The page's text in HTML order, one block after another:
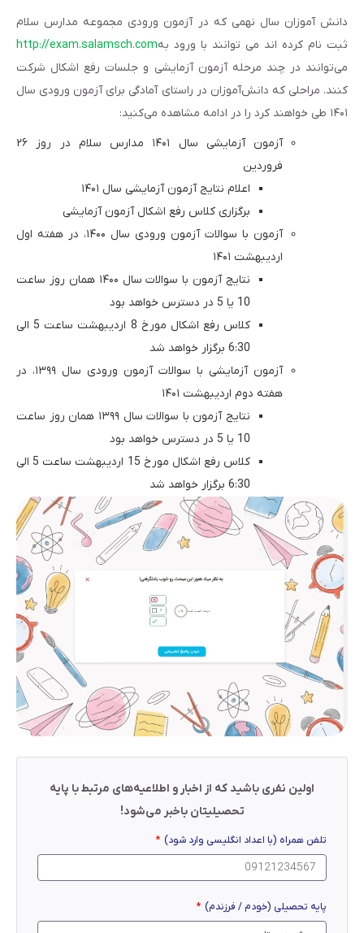
دانش آموزان سال نهمی که در آزمون ورودی مجموعه مدارس سلام
ثبت نام کرده اند می توانند با ورود بهhttp://exam.salamsch.com
می‌توانند در چند مرحله آزمون آزمایشی و جلسات رفع اشکال شرکت
کنند. مراحلی که دانش‌آموزان در راستای آمادگی برای آزمون ورودی سال
۱۴۰۱ طی خواهند کرد را در ادامه مشاهده می‌کنید:
آزمون آزمایشی سال ۱۴۰۱ مدارس سلام در روز ۲۶
فروردین
اعلام نتایج آزمون آزمایشی سال ۱۴۰۱
برگزاری کلاس رفع اشکال آزمون آزمایشی
آزمون با سوالات آزمون ورودی سال ۱۴۰۰، در هفته اول
اردیبهشت ۱۴۰۱
نتایج آزمون با سوالات سال ۱۴۰۰ همان روز ساعت
10 یا 5 در دسترس خواهد بود
کلاس رفع اشکال مورخ 8 اردیبهشت ساعت 5 الی
6:30 برگزار خواهد شد
آزمون آزمایشی با سوالات آزمون ورودی سال ۱۳۹۹، در
هفته دوم اردیبهشت ۱۴۰۱
نتایج آزمون با سوالات سال ۱۳۹۹ همان روز ساعت
10 یا 5 در دسترس خواهد بود
کلاس رفع اشکال مورخ 15 اردیبهشت ساعت 5 الی
6:30 برگزار خواهد شد
اولین نفری باشید که از اخبار و اطلاعیه‌های مرتبط با پایه
تحصیلیتان باخبر می‌شود!
تلفن همراه (با اعداد انگلیسی وارد شود)
پایه تحصیلی (خودم / فرزندم)